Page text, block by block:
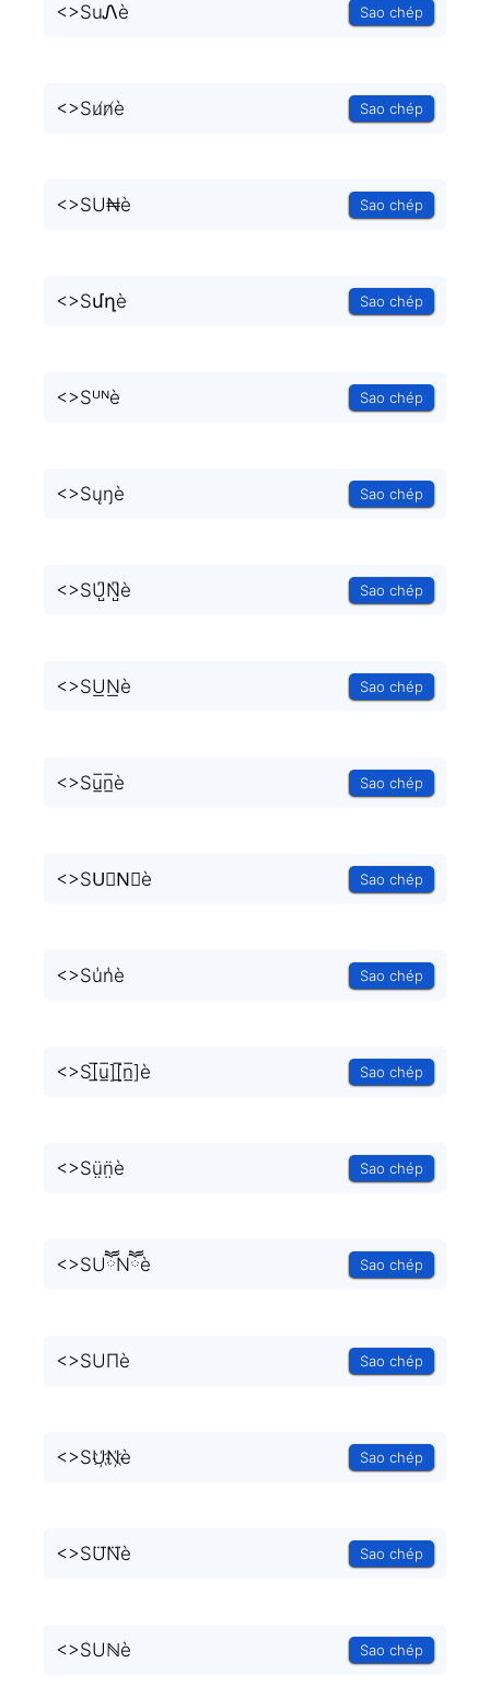
<>SuᏁè Sao chép
<>Su̸n̸è Sao chép
<>SU₦è Sao chép
<>Sմղè Sao chép
<>Sᵁᴺè Sao chép
<>Sųŋè Sao chép
<>SU̺͆N̺͆è Sao chép
<>SU͟N͟è Sao chép
<>Su̲̅n̲̅è Sao chép
<>SU⃣N⃣è Sao chép
<>Su̾n̾è Sao chép
<>S[̲̅u̲̅][̲̅n̲̅]è Sao chép
<>Sṳ̈n̤̈è Sao chép
<>SUཽNཽè Sao chép
<>SUΠè Sao chép
<>SU҉N҉è Sao chép
<>SU⃜N⃜è Sao chép
<>SUℕè Sao chép